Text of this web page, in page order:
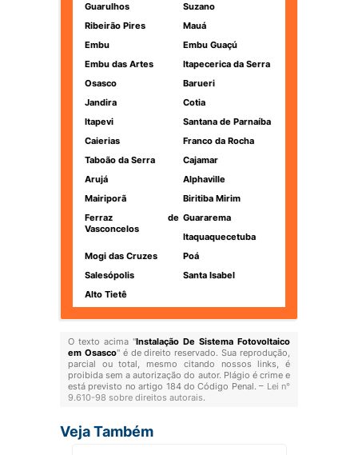
Guarulhos
Suzano
Ribeirão Pires
Mauá
Embu
Embu Guaçú
Embu das Artes
Itapecerica da Serra
Osasco
Barueri
Jandira
Cotia
Itapevi
Santana de Parnaíba
Caierias
Franco da Rocha
Taboão da Serra
Cajamar
Arujá
Alphaville
Mairiporã
Biritiba Mirim
Ferraz de
Vasconcelos
Guararema
Itaquaquecetuba
Mogi das Cruzes
Poá
Salesópolis
Santa Isabel
Alto Tietê
O texto acima "Instalação De Sistema Fotovoltaico
em Osasco" é de direito reservado. Sua reprodução,
parcial ou total, mesmo citando nossos links, é
proibida sem a autorização do autor. Plágio é crime e
está previsto no artigo 184 do Código Penal. – Lei n°
9.610-98 sobre direitos autorais.
Veja Também